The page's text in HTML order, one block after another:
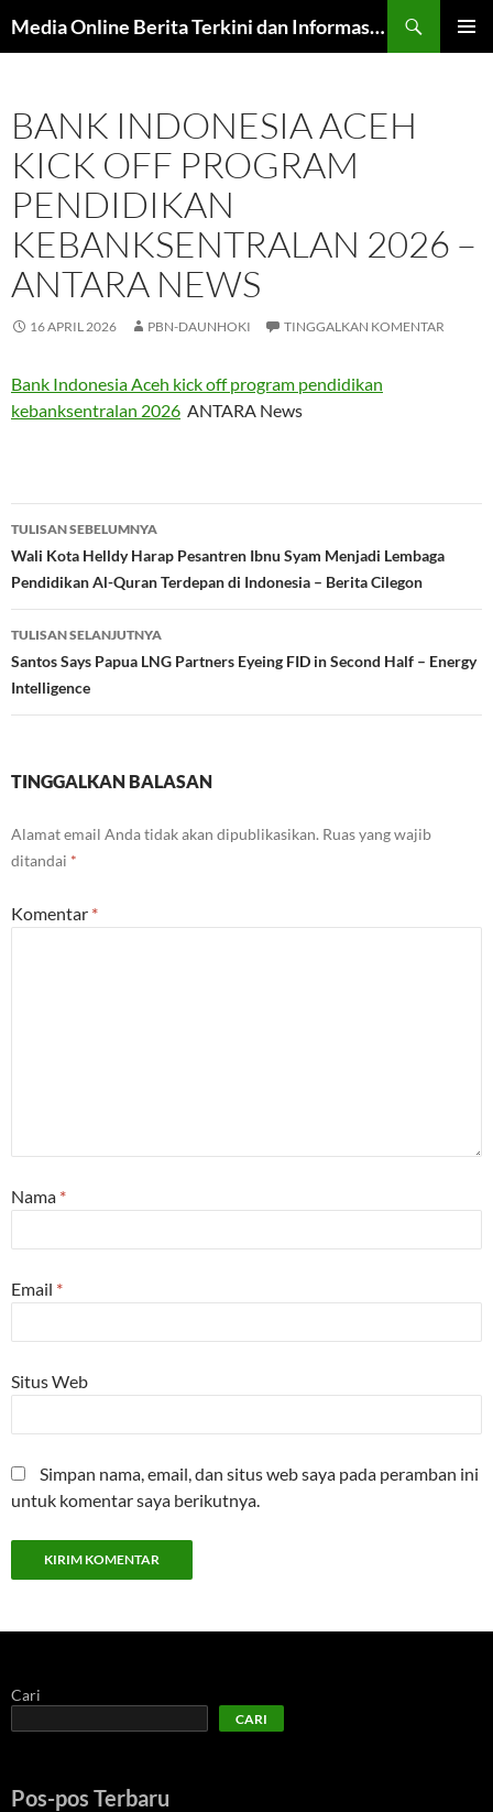
ke
Media Online Berita Terkini dan Informasi Harian
BANK INDONESIA ACEH
KICK OFF PROGRAM
PENDIDIKAN
KEBANKSENTRALAN 2026 –
ANTARA NEWS
16 APRIL 2026 PBN-DAUNHOKI TINGGALKAN KOMENTAR
Bank Indonesia Aceh kick off program pendidikan
kebanksentralan 2026 ANTARA News
Navigasi
Tulisan
TULISAN SEBELUMNYA
Wali Kota Helldy Harap Pesantren Ibnu Syam Menjadi Lembaga
Pendidikan Al-Quran Terdepan di Indonesia – Berita Cilegon
TULISAN SELANJUTNYA
Santos Says Papua LNG Partners Eyeing FID in Second Half – Energy
Intelligence
TINGGALKAN BALASAN
Alamat email Anda tidak akan dipublikasikan. Ruas yang wajib
ditandai *
Komentar *
Nama *
Email *
Situs Web
Simpan nama, email, dan situs web saya pada peramban ini
untuk komentar saya berikutnya.
Cari
CARI
Pos-pos Terbaru